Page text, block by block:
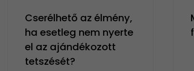
Cserélhető az élmény,
ha esetleg nem nyerte
el az ajándékozott
tetszését?